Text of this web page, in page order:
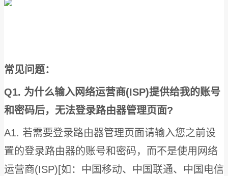
常见问题：
Q1. 为什么输入网络运营商(ISP)提供给我的账号
和密码后，无法登录路由器管理页面?
A1. 若需要登录路由器管理页面请输入您之前设
置的登录路由器的账号和密码，而不是使用网络
运营商(ISP)[如：中国移动、中国联通、中国电信